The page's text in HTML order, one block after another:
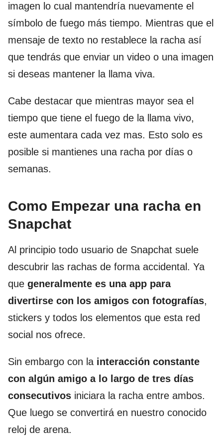
imagen lo cual mantendría nuevamente el
símbolo de fuego más tiempo. Mientras que el
mensaje de texto no restablece la racha así
que tendrás que enviar un video o una imagen
si deseas mantener la llama viva.
Cabe destacar que mientras mayor sea el
tiempo que tiene el fuego de la llama vivo,
este aumentara cada vez mas. Esto solo es
posible si mantienes una racha por días o
semanas.
Como Empezar una racha en
Snapchat
Al principio todo usuario de Snapchat suele
descubrir las rachas de forma accidental. Ya
que generalmente es una app para
divertirse con los amigos con fotografías,
stickers y todos los elementos que esta red
social nos ofrece.
Sin embargo con la interacción constante
con algún amigo a lo largo de tres días
consecutivos iniciara la racha entre ambos.
Que luego se convertirá en nuestro conocido
reloj de arena.